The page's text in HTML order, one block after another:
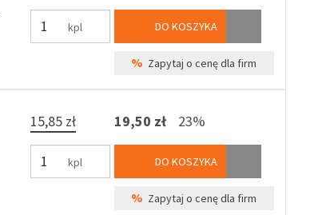
kpl DO KOSZYKA
% Zapytaj o cenę dla firm
15,85 zł
kpl
19,50 zł 23%
DO KOSZYKA
% Zapytaj o cenę dla firm